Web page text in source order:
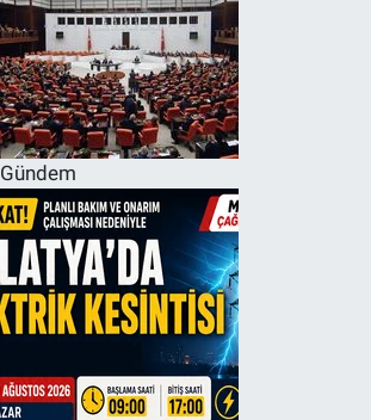
Gündem